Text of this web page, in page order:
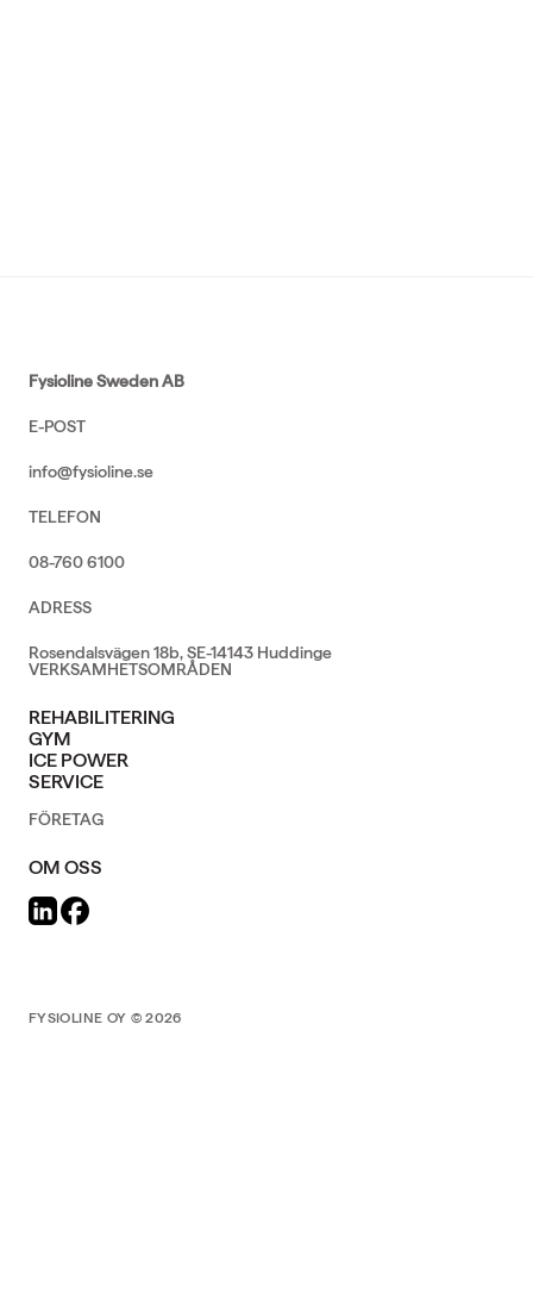
Fysioline Sweden AB
E-POST
info@fysioline.se
TELEFON
08-760 6100
ADRESS
Rosendalsvägen 18b, SE-14143 Huddinge
VERKSAMHETSOMRÅDEN
REHABILITERING
GYM
ICE POWER
SERVICE
FÖRETAG
OM OSS
FYSIOLINE OY © 2026